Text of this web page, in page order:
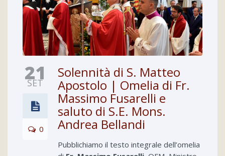
21
SET
0
Solennità di S. Matteo
Apostolo | Omelia di Fr.
Massimo Fusarelli e
saluto di S.E. Mons.
Andrea Bellandi
Pubblichiamo il testo integrale dell’omelia